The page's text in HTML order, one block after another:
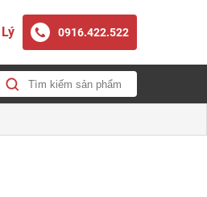
0916.422.522